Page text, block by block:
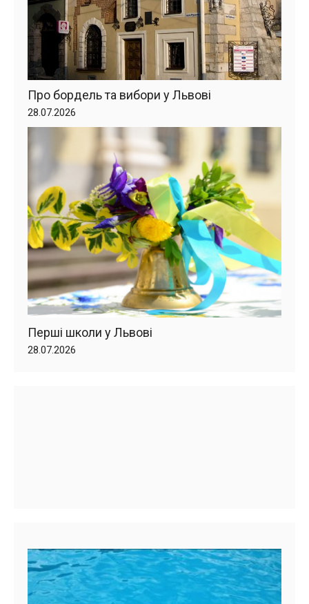
Про бордель та вибори у Львові
28.07.2026
Перші школи у Львові
28.07.2026